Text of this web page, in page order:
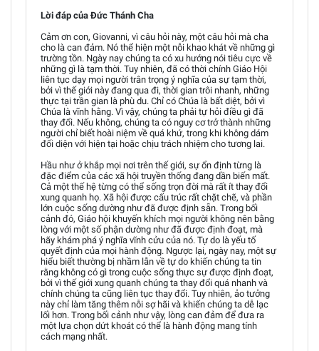
Lời đáp của Đức Thánh Cha
Cảm ơn con, Giovanni, vì câu hỏi này, một câu hỏi mà cha
cho là can đảm. Nó thể hiện một nỗi khao khát về những gì
trường tồn. Ngày nay chúng ta có xu hướng nói tiêu cực về
những gì là tạm thời. Tuy nhiên, đã có thời chính Giáo Hội
liên tục dạy mọi người trân trọng ý nghĩa của sự tạm thời,
bởi vì thế giới này đang qua đi, thời gian trôi nhanh, những
thực tại trần gian là phù du. Chỉ có Chúa là bất diệt, bởi vì
Chúa là vĩnh hằng. Vì vậy, chúng ta phải tự hỏi điều gì đã
thay đổi. Nếu không, chúng ta có nguy cơ trở thành những
người chỉ biết hoài niệm về quá khứ, trong khi không dám
đối diện với hiện tại hoặc chịu trách nhiệm cho tương lai.
Hầu như ở khắp mọi nơi trên thế giới, sự ổn định từng là
đặc điểm của các xã hội truyền thống đang dần biến mất.
Cả một thế hệ từng có thể sống trọn đời mà rất ít thay đổi
xung quanh họ. Xã hội được cấu trúc rất chặt chẽ, và phần
lớn cuộc sống dường như đã được định sẵn. Trong bối
cảnh đó, Giáo hội khuyến khích mọi người không nên bằng
lòng với một số phận dường như đã được định đoạt, mà
hãy khám phá ý nghĩa vĩnh cửu của nó. Tự do là yếu tố
quyết định của mọi hành động. Ngược lại, ngày nay, một sự
hiểu biết thường bị nhầm lẫn về tự do khiến chúng ta tin
rằng không có gì trong cuộc sống thực sự được định đoạt,
bởi vì thế giới xung quanh chúng ta thay đổi quá nhanh và
chính chúng ta cũng liên tục thay đổi. Tuy nhiên, ảo tưởng
này chỉ làm tăng thêm nỗi sợ hãi và khiến chúng ta dễ lạc
lối hơn. Trong bối cảnh như vậy, lòng can đảm để đưa ra
một lựa chọn dứt khoát có thể là hành động mang tính
cách mạng nhất.